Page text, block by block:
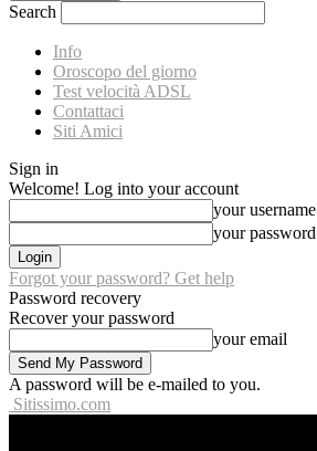
Search
Info
Oroscopo del giorno
Test velocità ADSL
Contattaci
Siti Amici
Sign in
Welcome! Log into your account
your username
your password
Forgot your password? Get help
Password recovery
Recover your password
your email
A password will be e-mailed to you.
Sitissimo.com